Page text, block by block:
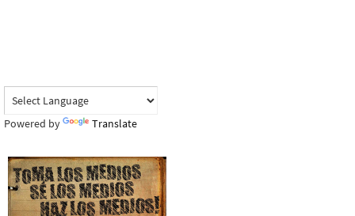
Powered by Translate